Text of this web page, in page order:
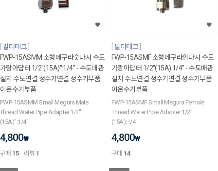
필터테크
FWP-15ASMM 소형메구라숫나사 수도
가랑아답터 1/2"(15A)":1/4" - 수도배관
설치 수도연결 정수기연결 정수기부품
이온수기부품
FWP-15ASMM Small Megura Male
Thread Water Pipe Adapter 1/2"
(15A)":1/4"
4,800₩
구매 15 리뷰 1
필터테크
FWP-15ASMF 소형메구라암나사 수도
가랑아답터 1/2"(15A):1/4" - 수도배관
설치 수도연결 정수기연결 정수기부품
이온수기부품
FWP-15ASMF Small Megura Female
Thread Water Pipe Adapter 1/2"
(15A):1/4"
4,800₩
구매 14